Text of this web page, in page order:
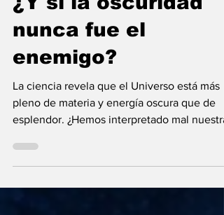
¿Y si la oscuridad
nunca fue el
enemigo?
La ciencia revela que el Universo está más
pleno de materia y energía oscura que de
esplendor. ¿Hemos interpretado mal